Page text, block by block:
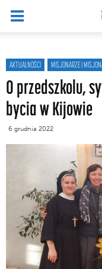
AKTUALNOŚCI MISJONARZE I
O przedszkolu,
bycia w Kijowie
6 grudnia 2022